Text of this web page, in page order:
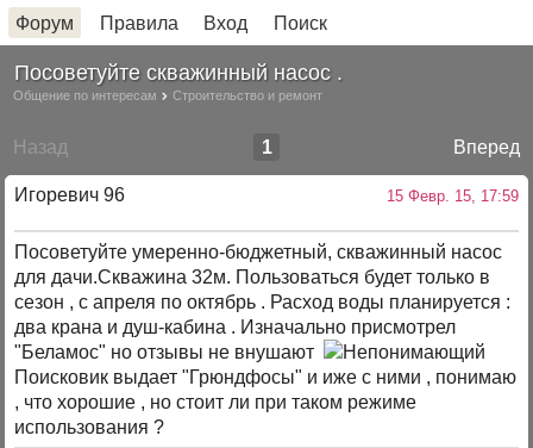
Форум Правила Вход Поиск
Посоветуйте скважинный насос .
Общение по интересам Строительство и ремонт
Назад Вперед
1
Игоревич 96 15 Февр. 15, 17:59
Посоветуйте умеренно-бюджетный, скважинный насос
для дачи.Скважина 32м. Пользоваться будет только в
сезон , с апреля по октябрь . Расход воды планируется :
два крана и душ-кабина . Изначально присмотрел
"Беламос" но отзывы не внушают
Поисковик выдает "Грюндфосы" и иже с ними , понимаю
, что хорошие , но стоит ли при таком режиме
использования ?